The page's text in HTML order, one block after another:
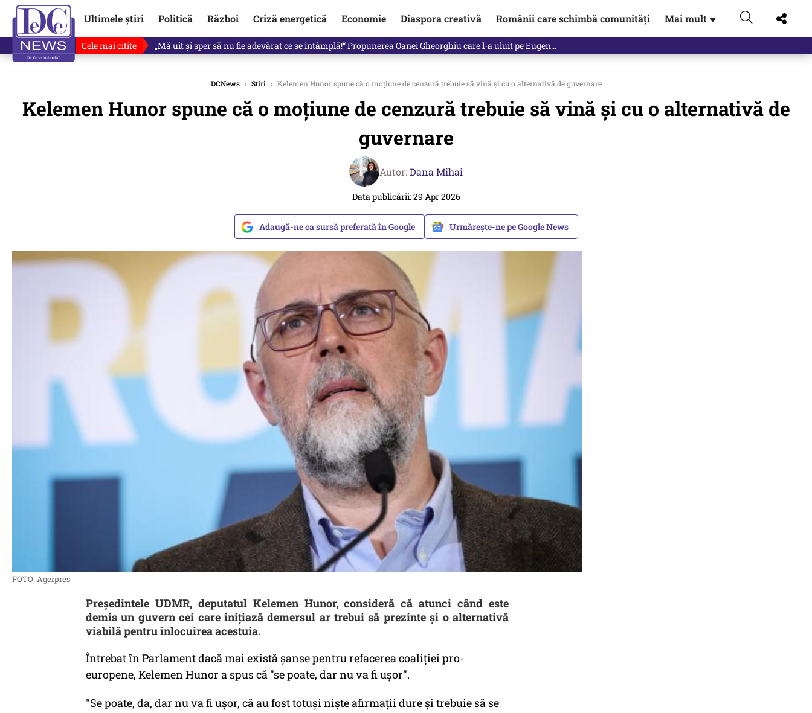
Ultimele știri Politică Război Criză energetică Economie Diaspora creativă Românii care schimbă comunități Mai mult ▼
Cele mai citite Singurul lucru care l-ar putea clinti pe Ilie Bolojan de la Palatul Victoria. Verdictul lui Bogdan Chirieac
DCNews › Stiri › Kelemen Hunor spune că o moțiune de cenzură trebuie să vină și cu o alternativă de guvernare
Kelemen Hunor spune că o moțiune de cenzură trebuie să vină și cu o alternativă de
guvernare
Autor:Dana Mihai
Data publicării: 29 Apr 2026
Adaugă-ne ca sursă preferată în Google Urmărește-ne pe Google News
FOTO: Agerpres
Preşedintele UDMR, deputatul Kelemen Hunor, consideră că atunci când este
demis un guvern cei care iniţiază demersul ar trebui să prezinte şi o alternativă
viabilă pentru înlocuirea acestuia.
Întrebat în Parlament dacă mai există şanse pentru refacerea coaliţiei pro-
europene, Kelemen Hunor a spus că "se poate, dar nu va fi uşor".
"Se poate, da, dar nu va fi uşor, că au fost totuşi nişte afirmaţii dure şi trebuie să se